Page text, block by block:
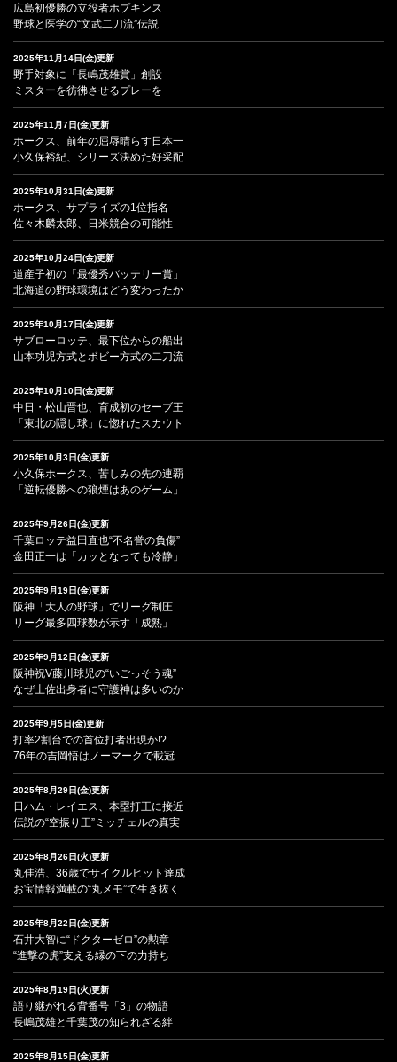
広島初優勝の立役者ホプキンス
野球と医学の“文武二刀流”伝説
2025年11月14日(金)更新
野手対象に「長嶋茂雄賞」創設
ミスターを彷彿させるプレーを
2025年11月7日(金)更新
ホークス、前年の屈辱晴らす日本一
小久保裕紀、シリーズ決めた好采配
2025年10月31日(金)更新
ホークス、サプライズの1位指名
佐々木麟太郎、日米競合の可能性
2025年10月24日(金)更新
道産子初の「最優秀バッテリー賞」
北海道の野球環境はどう変わったか
2025年10月17日(金)更新
サブローロッテ、最下位からの船出
山本功児方式とボビー方式の二刀流
2025年10月10日(金)更新
中日・松山晋也、育成初のセーブ王
「東北の隠し球」に惚れたスカウト
2025年10月3日(金)更新
小久保ホークス、苦しみの先の連覇
「逆転優勝への狼煙はあのゲーム」
2025年9月26日(金)更新
千葉ロッテ益田直也“不名誉の負傷”
金田正一は「カッとなっても冷静」
2025年9月19日(金)更新
阪神「大人の野球」でリーグ制圧
リーグ最多四球数が示す「成熟」
2025年9月12日(金)更新
阪神祝V藤川球児の“いごっそう魂”
なぜ土佐出身者に守護神は多いのか
2025年9月5日(金)更新
打率2割台での首位打者出現か!?
76年の吉岡悟はノーマークで載冠
2025年8月29日(金)更新
日ハム・レイエス、本塁打王に接近
伝説の“空振り王”ミッチェルの真実
2025年8月26日(火)更新
丸佳浩、36歳でサイクルヒット達成
お宝情報満載の“丸メモ”で生き抜く
2025年8月22日(金)更新
石井大智に“ドクターゼロ”の勲章
“進撃の虎”支える縁の下の力持ち
2025年8月19日(火)更新
語り継がれる背番号「3」の物語
長嶋茂雄と千葉茂の知られざる絆
2025年8月15日(金)更新